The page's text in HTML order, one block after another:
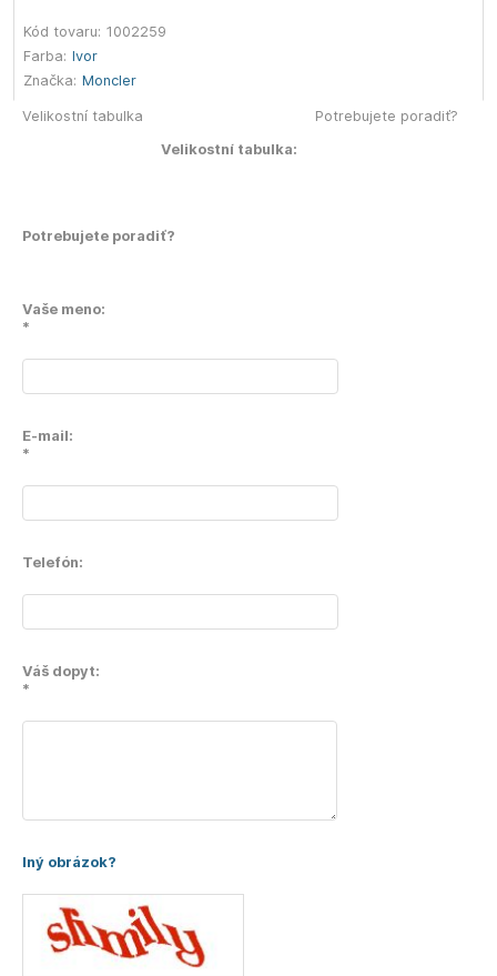
Kód tovaru: 1002259
Farba: Ivor
Značka: Moncler
Velikostní tabulka
Velikostní tabulka:
Potrebujete poradiť?
Potrebujete poradiť?
Vaše meno:
*
E-mail:
*
Telefón:
Váš dopyt:
*
Iný obrázok?